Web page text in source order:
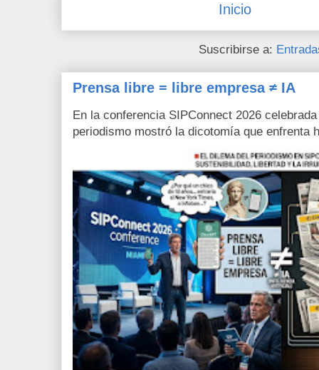
Inicio
Suscribirse a:
Prensa libre = libre empresa ≠ IA
En la conferencia SIPConnect 2026
periodismo mostró la dicotomía que enfrenta